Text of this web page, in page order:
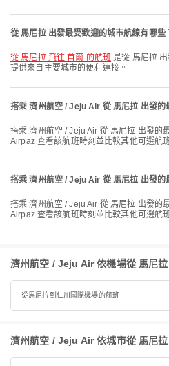
從 馬尼拉 出發最受歡迎的城市航線有哪些
從 馬尼拉 飛往 首爾 的航班 是從 馬尼拉
提供來自主要城市的便利連接。
搭乘 濟州航空 / Jeju Air 從 馬尼拉 出發的
搭乘 濟州航空 / Jeju Air 從 馬尼拉 出發的最早航班於 23:20 起飛。您可以在
Airpaz 查看該航班時刻並比較其他可選航
搭乘 濟州航空 / Jeju Air 從 馬尼拉 出發的
搭乘 濟州航空 / Jeju Air 從 馬尼拉 出發的最晚航班於 23:20 起飛。您可以在
Airpaz 查看該航班時刻並比較其他可選航
濟州航空 / Jeju Air 依機場從 馬尼
從馬尼拉到仁川國際機場的航班
濟州航空 / Jeju Air 依城市從 馬尼